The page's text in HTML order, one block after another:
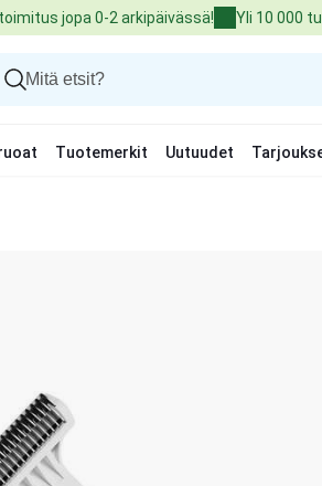
jopa 0-2 arkipäivässä! Yli 10 000
Tuotemerkit Uutuudet